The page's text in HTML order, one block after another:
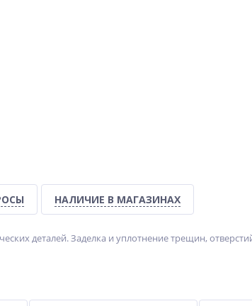
НАЛИЧИЕ В МАГАЗИНАХ
деталей. Заделка и уплотнение трещин,